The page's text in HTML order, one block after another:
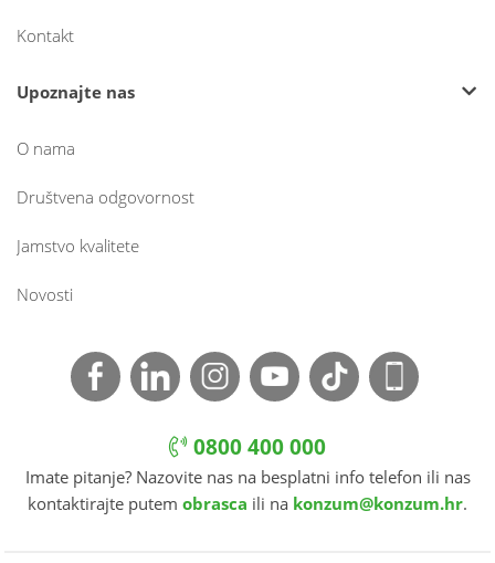
Kontakt
Upoznajte nas
O nama
Društvena odgovornost
Jamstvo kvalitete
Novosti
0800 400 000
Imate pitanje? Nazovite nas na besplatni info telefon ili nas
kontaktirajte putem obrasca ili na konzum@konzum.hr.